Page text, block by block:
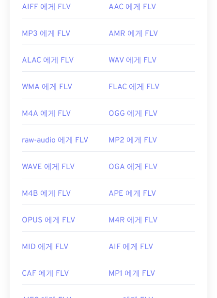
AIFF 에게 FLV AAC 에게 FLV
MP3 에게 FLV AMR 에게 FLV
ALAC 에게 FLV WAV 에게 FLV
WMA 에게 FLV FLAC 에게 FLV
M4A 에게 FLV OGG 에게 FLV
raw-audio 에게 FLV MP2 에게 FLV
WAVE 에게 FLV OGA 에게 FLV
M4B 에게 FLV APE 에게 FLV
OPUS 에게 FLV M4R 에게 FLV
MID 에게 FLV AIF 에게 FLV
CAF 에게 FLV MP1 에게 FLV